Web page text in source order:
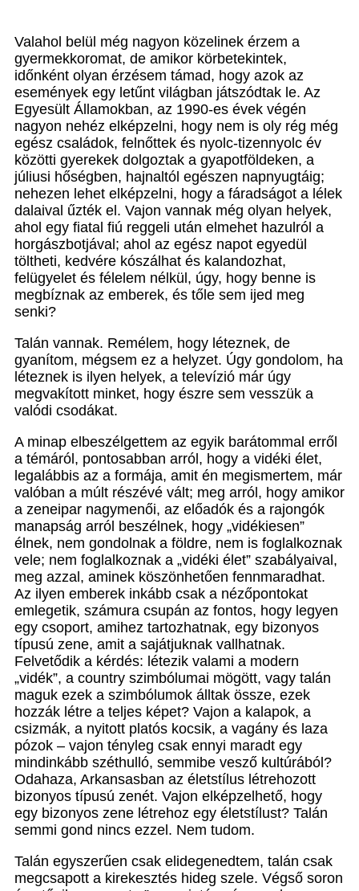
Valahol belül még nagyon közelinek érzem a
gyermekkoromat, de amikor körbetekintek,
időnként olyan érzésem támad, hogy azok az
események egy letűnt világban játszódtak le. Az
Egyesült Államokban, az 1990-es évek végén
nagyon nehéz elképzelni, hogy nem is oly rég még
egész családok, felnőttek és nyolc-tizennyolc év
közötti gyerekek dolgoztak a gyapotföldeken, a
júliusi hőségben, hajnaltól egészen napnyugtáig;
nehezen lehet elképzelni, hogy a fáradságot a lélek
dalaival űzték el. Vajon vannak még olyan helyek,
ahol egy fiatal fiú reggeli után elmehet hazulról a
horgászbotjával; ahol az egész napot egyedül
töltheti, kedvére kószálhat és kalandozhat,
felügyelet és félelem nélkül, úgy, hogy benne is
megbíznak az emberek, és tőle sem ijed meg
senki?
Talán vannak. Remélem, hogy léteznek, de
gyanítom, mégsem ez a helyzet. Úgy gondolom, ha
léteznek is ilyen helyek, a televízió már úgy
megvakított minket, hogy észre sem vesszük a
valódi csodákat.
A minap elbeszélgettem az egyik barátommal erről
a témáról, pontosabban arról, hogy a vidéki élet,
legalábbis az a formája, amit én megismertem, már
valóban a múlt részévé vált; meg arról, hogy amikor
a zeneipar nagymenői, az előadók és a rajongók
manapság arról beszélnek, hogy „vidékiesen”
élnek, nem gondolnak a földre, nem is foglalkoznak
vele; nem foglalkoznak a „vidéki élet” szabályaival,
meg azzal, aminek köszönhetően fennmaradhat.
Az ilyen emberek inkább csak a nézőpontokat
emlegetik, számura csupán az fontos, hogy legyen
egy csoport, amihez tartozhatnak, egy bizonyos
típusú zene, amit a sajátjuknak vallhatnak.
Felvetődik a kérdés: létezik valami a modern
„vidék”, a country szimbólumai mögött, vagy talán
maguk ezek a szimbólumok álltak össze, ezek
hozzák létre a teljes képet? Vajon a kalapok, a
csizmák, a nyitott platós kocsik, a vagány és laza
pózok – vajon tényleg csak ennyi maradt egy
mindinkább széthulló, semmibe vesző kultúrából?
Odahaza, Arkansasban az életstílus létrehozott
bizonyos típusú zenét. Vajon elképzelhető, hogy
egy bizonyos zene létrehoz egy életstílust? Talán
semmi gond nincs ezzel. Nem tudom.
Talán egyszerűen csak elidegenedtem, talán csak
megcsapott a kirekesztés hideg szele. Végső soron